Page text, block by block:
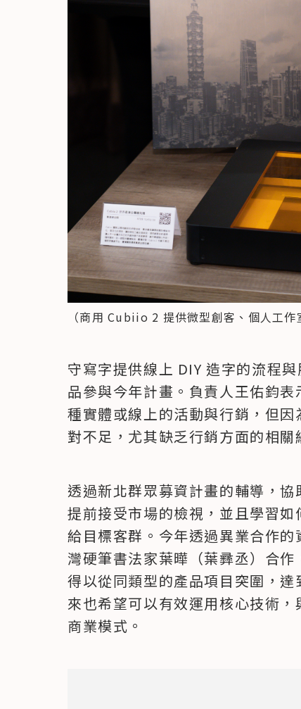
（商用 Cubiio 2 提供微型創客、個人工作
守寫字提供線上 DIY 造字的流程
品參與今年計畫。負責人王佑鈞
種實體或線上的活動與行銷，但
對不足，尤其缺乏行銷方面的相關
透過新北群眾募資計畫的輔導，
提前接受市場的檢視，並且學習
給目標客群。今年透過異業合作
灣硬筆書法家葉曄（葉彞丞）合
得以從同類型的產品項目突圍，
來也希望可以有效運用核心技術
商業模式。